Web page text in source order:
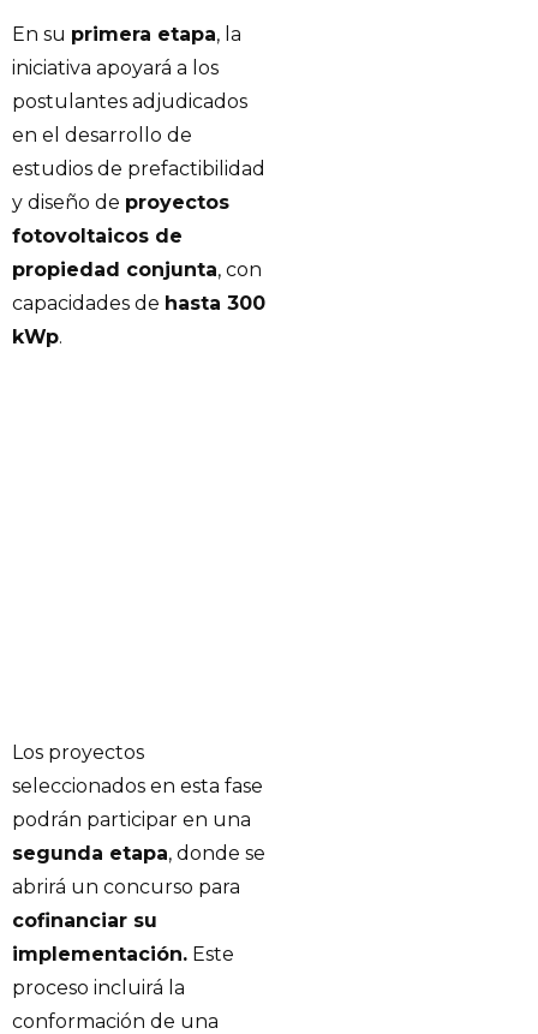
En su primera etapa, la
iniciativa apoyará a los
postulantes adjudicados
en el desarrollo de
estudios de prefactibilidad
y diseño de proyectos
fotovoltaicos de
propiedad conjunta, con
capacidades de hasta 300
kWp.
Los proyectos
seleccionados en esta fase
podrán participar en una
segunda etapa, donde se
abrirá un concurso para
cofinanciar su
implementación. Este
proceso incluirá la
conformación de una